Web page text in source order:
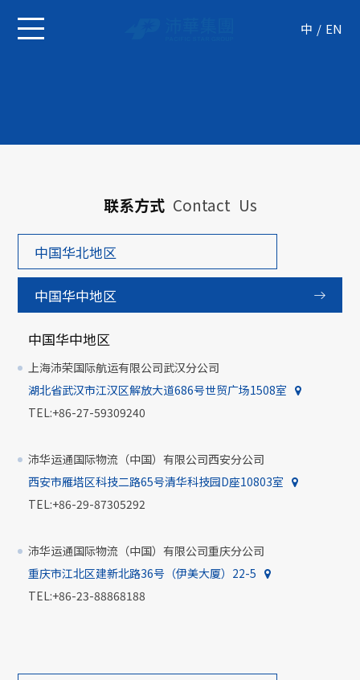
中 EN
联系方式 Contact Us
中国华北地区
中国华中地区
中国华中地区
上海沛荣国际航运有限公司武汉分公司
湖北省武汉市江汉区解放大道686号世贸广场1508室
TEL:+86-27-59309240
沛华运通国际物流（中国）有限公司西安分公司
西安市雁塔区科技二路65号清华科技园D座10803室
TEL:+86-29-87305292
沛华运通国际物流（中国）有限公司重庆分公司
重庆市江北区建新北路36号（伊美大厦）22-5
TEL:+86-23-88868188